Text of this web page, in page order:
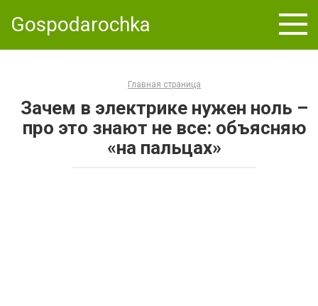
Gospodarochka
Главная страница
Зачем в электрике нужен ноль –
про это знают не все: объясняю
«на пальцах»